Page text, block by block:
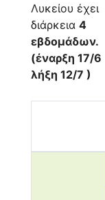
Λυκείου έχει
διάρκεια 4
εβδομάδων.
(έναρξη 17/6
λήξη 12/7 )